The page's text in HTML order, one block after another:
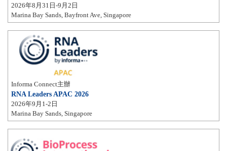
2026年8月31日-9月2日
Marina Bay Sands, Bayfront Ave, Singapore
Informa Connect主辦
RNA Leaders APAC 2026
2026年9月1-2日
Marina Bay Sands, Singapore